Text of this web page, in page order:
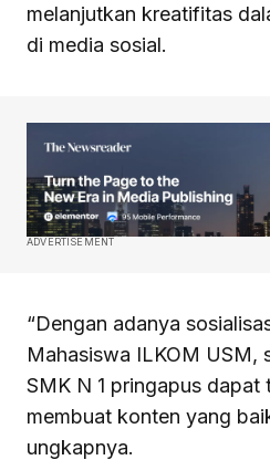
melanjutkan kreatifitas
di media sosial.
ADVERTISEMENT
“Dengan adanya
Mahasiswa ILKOM USM,
SMK N 1 pringapus dapat
membuat konten yang
ungkapnya.